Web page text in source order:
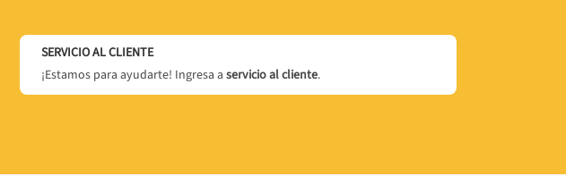
SERVICIO AL CLIENTE
¡Estamos para ayudarte! Ingresa a servicio al cliente.